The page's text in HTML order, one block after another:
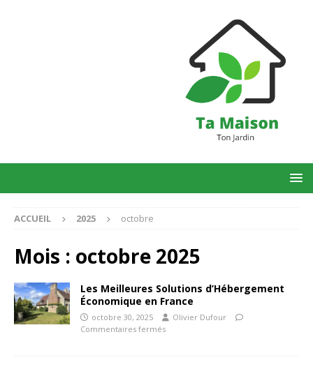
ACCUEIL 2025 octobre
Mois : octobre 2025
Les Meilleures Solutions d’Hébergement
Économique en France
octobre 30, 2025
Olivier Dufour
Commentaires fermés